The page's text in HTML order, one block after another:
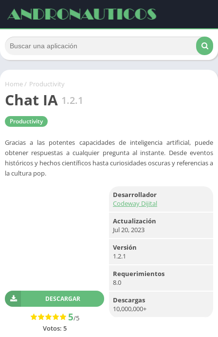
Home/ Productivity
Chat IA 1.2.1
Productivity
Gracias a las potentes capacidades de inteligencia artificial, puede
obtener respuestas a cualquier pregunta al instante. Desde eventos
históricos y hechos científicos hasta curiosidades oscuras y referencias a
la cultura pop.
DESCARGAR
5/5
Votos: 5
Desarrollador
Codeway Dijital
Actualización
Jul 20, 2023
Versión
1.2.1
Requerimientos
8.0
Descargas
10,000,000+